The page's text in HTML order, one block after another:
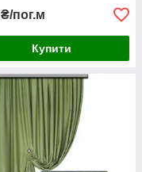
₴/пог.м
Купити